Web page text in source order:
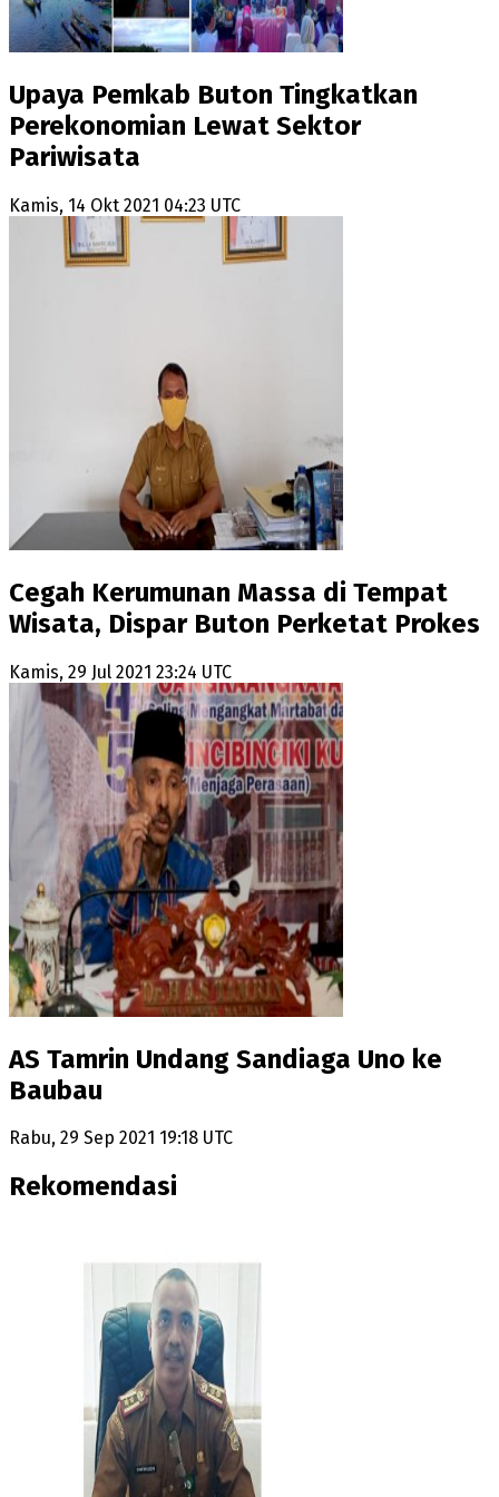
Upaya Pemkab Buton Tingkatkan
Perekonomian Lewat Sektor
Pariwisata
Kamis, 14 Okt 2021 04:23 UTC
Cegah Kerumunan Massa di Tempat
Wisata, Dispar Buton Perketat Prokes
Kamis, 29 Jul 2021 23:24 UTC
AS Tamrin Undang Sandiaga Uno ke
Baubau
Rabu, 29 Sep 2021 19:18 UTC
Rekomendasi